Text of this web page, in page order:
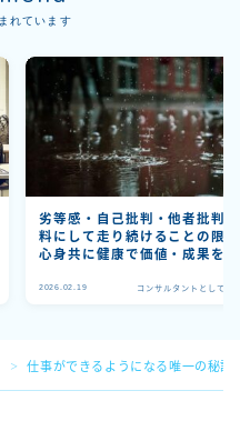
れています
劣等感・自己批判・他者批判
料にして走り続けることの限
心身共に健康で価値・成果を
2026.02.19 コンサルタントとしての
＞ 仕事ができるようになる唯一の秘